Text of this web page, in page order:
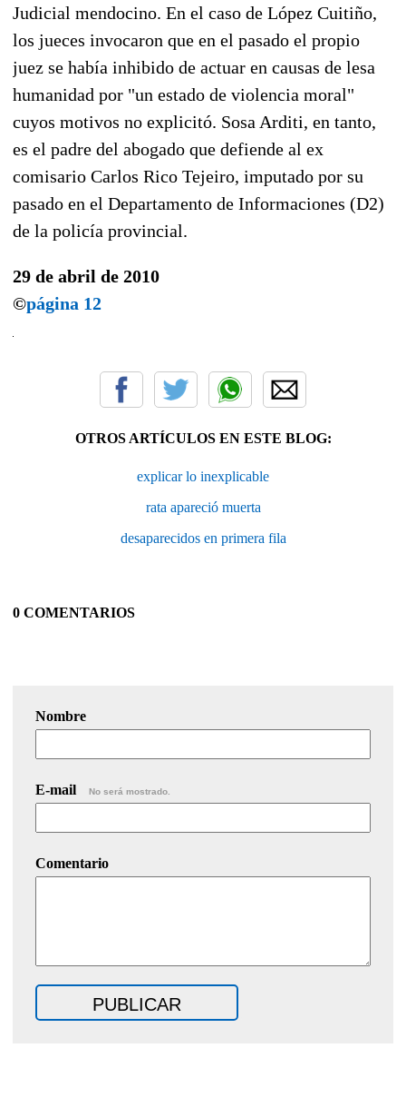
Judicial mendocino. En el caso de López Cuitiño,
los jueces invocaron que en el pasado el propio
juez se había inhibido de actuar en causas de lesa
humanidad por "un estado de violencia moral"
cuyos motivos no explicitó. Sosa Arditi, en tanto,
es el padre del abogado que defiende al ex
comisario Carlos Rico Tejeiro, imputado por su
pasado en el Departamento de Informaciones (D2)
de la policía provincial.
29 de abril de 2010
©página 12
OTROS ARTÍCULOS EN ESTE BLOG:
explicar lo inexplicable
rata apareció muerta
desaparecidos en primera fila
0 COMENTARIOS
Nombre
E-mail No será mostrado.
Comentario